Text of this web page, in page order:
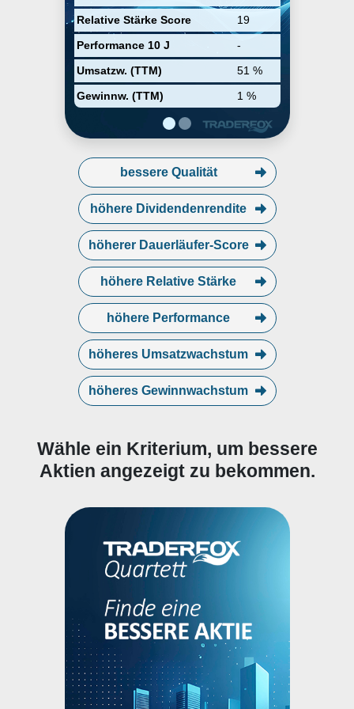
Relative Stärke Score
19
Performance 10 J
-
Umsatzw. (TTM)
51 %
Gewinnw. (TTM)
1 %
PennyMac Mortgage Investment
Trust. The company was founded
by Stanford L. Kurland on July 2,
2008 and is headquartered in
Westlake Village, CA.
bessere Qualität
höhere Dividendenrendite
höherer Dauerläufer-Score
höhere Relative Stärke
höhere Performance
höheres Umsatzwachstum
höheres Gewinnwachstum
Wähle ein Kriterium, um bessere
Aktien angezeigt zu bekommen.